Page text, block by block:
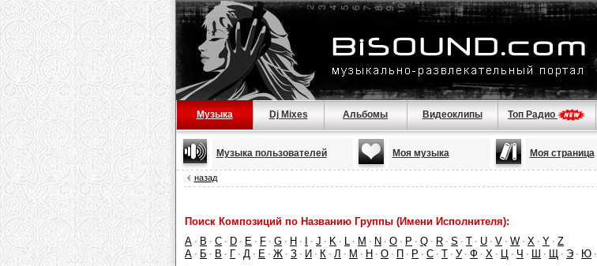
Музыка Dj Mixes Альбомы Видеоклипы Топ Радио
Музыка пользователей Моя музыка Моя страница
назад
Поиск Композиций по Названию Группы (Имени Исполнителя):
A · B · C · D · E · F · G · H · · J · K · L · M · N · O · P · Q · R · S · T · U · V · W · X · Y · Z
А · Б · В · Г · Д · Е · Ж · З · И · К · Л · М · Н · О · П · Р · С · Т · У · Ф · Х · Ц · Ч · Ш · Щ · Э · Ю ·